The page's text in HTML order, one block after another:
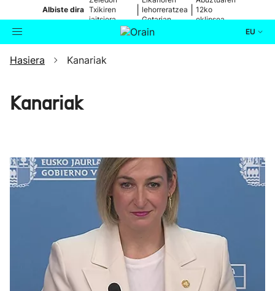
Albiste dira Txikiren
jaitsiera,
zuzenean
lehorreratzea
Getarian
12ko
eklipsea
EU
Bilatzailea
Ikusmiran
Eguraldia
Hasiera Kanariak
Kanariak